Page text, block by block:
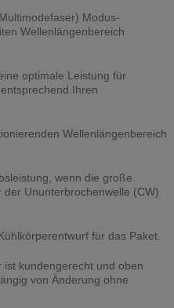
Modus-
Wellenlängenbereich
optimale Leistung für
Ihren
Wellenlängenbereich
wenn die große
Ununterbrochenwelle (CW)
für das Paket.
kundengerecht und oben
von Änderung ohne